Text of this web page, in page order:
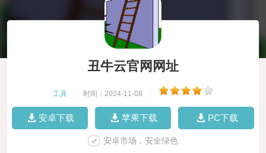
丑牛云官网网址
工具 时间：2024-11-08
安卓下载 苹果下载 PC下载
安卓市场，安全绿色